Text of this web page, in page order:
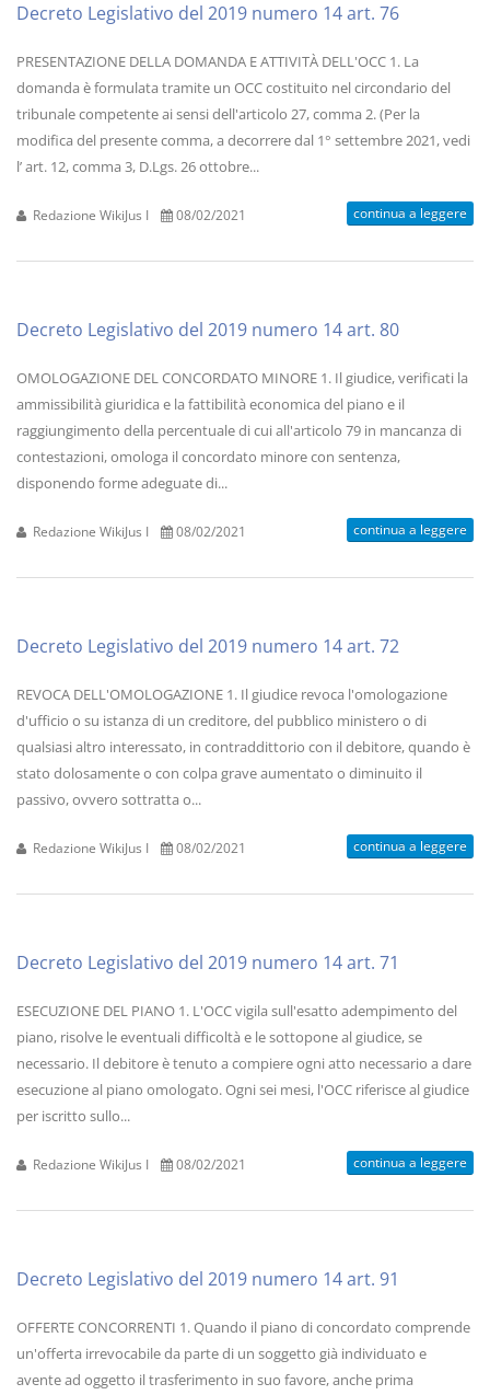
Decreto Legislativo del 2019 numero 14 art. 76
PRESENTAZIONE DELLA DOMANDA E ATTIVITÀ DELL'OCC 1. La
domanda è formulata tramite un OCC costituito nel circondario del
tribunale competente ai sensi dell'articolo 27, comma 2. (Per la
modifica del presente comma, a decorrere dal 1° settembre 2021, vedi
l’ art. 12, comma 3, D.Lgs. 26 ottobre...
Redazione WikiJus I 08/02/2021 continua a leggere
Decreto Legislativo del 2019 numero 14 art. 80
OMOLOGAZIONE DEL CONCORDATO MINORE 1. Il giudice, verificati la
ammissibilità giuridica e la fattibilità economica del piano e il
raggiungimento della percentuale di cui all'articolo 79 in mancanza di
contestazioni, omologa il concordato minore con sentenza,
disponendo forme adeguate di...
Redazione WikiJus I 08/02/2021 continua a leggere
Decreto Legislativo del 2019 numero 14 art. 72
REVOCA DELL'OMOLOGAZIONE 1. Il giudice revoca l'omologazione
d'ufficio o su istanza di un creditore, del pubblico ministero o di
qualsiasi altro interessato, in contraddittorio con il debitore, quando è
stato dolosamente o con colpa grave aumentato o diminuito il
passivo, ovvero sottratta o...
Redazione WikiJus I 08/02/2021 continua a leggere
Decreto Legislativo del 2019 numero 14 art. 71
ESECUZIONE DEL PIANO 1. L'OCC vigila sull'esatto adempimento del
piano, risolve le eventuali difficoltà e le sottopone al giudice, se
necessario. Il debitore è tenuto a compiere ogni atto necessario a dare
esecuzione al piano omologato. Ogni sei mesi, l'OCC riferisce al giudice
per iscritto sullo...
Redazione WikiJus I 08/02/2021 continua a leggere
Decreto Legislativo del 2019 numero 14 art. 91
OFFERTE CONCORRENTI 1. Quando il piano di concordato comprende
un'offerta irrevocabile da parte di un soggetto già individuato e
avente ad oggetto il trasferimento in suo favore, anche prima